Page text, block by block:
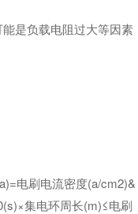
是负载电阻过大等因素
电刷电流密度(a/cm2)&
集电环周长(m)≤电刷